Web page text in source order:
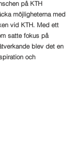
på KTH
möjligheterna med
vid KTH. Med ett
satte fokus på
blev det en
och